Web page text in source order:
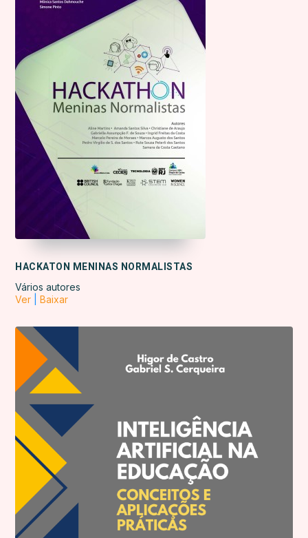
HACKATON MENINAS NORMALISTAS
Vários autores
Ver
Baixar